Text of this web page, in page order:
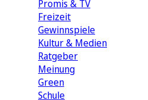
Promis & TV
Freizeit
Gewinnspiele
Kultur & Medien
Ratgeber
Meinung
Green
Schule